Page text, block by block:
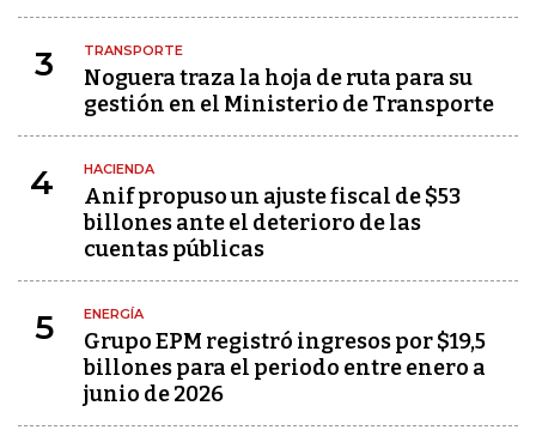
3 TRANSPORTE
Noguera traza la hoja de ruta para su
gestión en el Ministerio de Transporte
4 HACIENDA
Anif propuso un ajuste fiscal de $53
billones ante el deterioro de las
cuentas públicas
5 ENERGÍA
Grupo EPM registró ingresos por $19,5
billones para el periodo entre enero a
junio de 2026